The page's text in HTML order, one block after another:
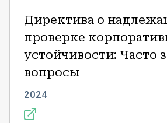
Директива о
проверке
устойчивости: Часто
вопросы
2024